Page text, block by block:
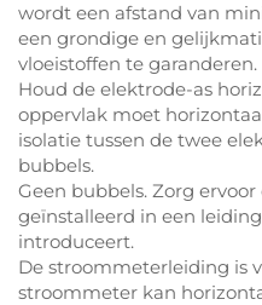
wordt een afstand van
een grondige en
vloeistoffen te garanderen.
Houd de elektrode-as
oppervlak moet
isolatie tussen de twee
bubbels.
Geen bubbels. Zorg
geïnstalleerd in een
introduceert.
De stroommeterleiding is
stroommeter kan